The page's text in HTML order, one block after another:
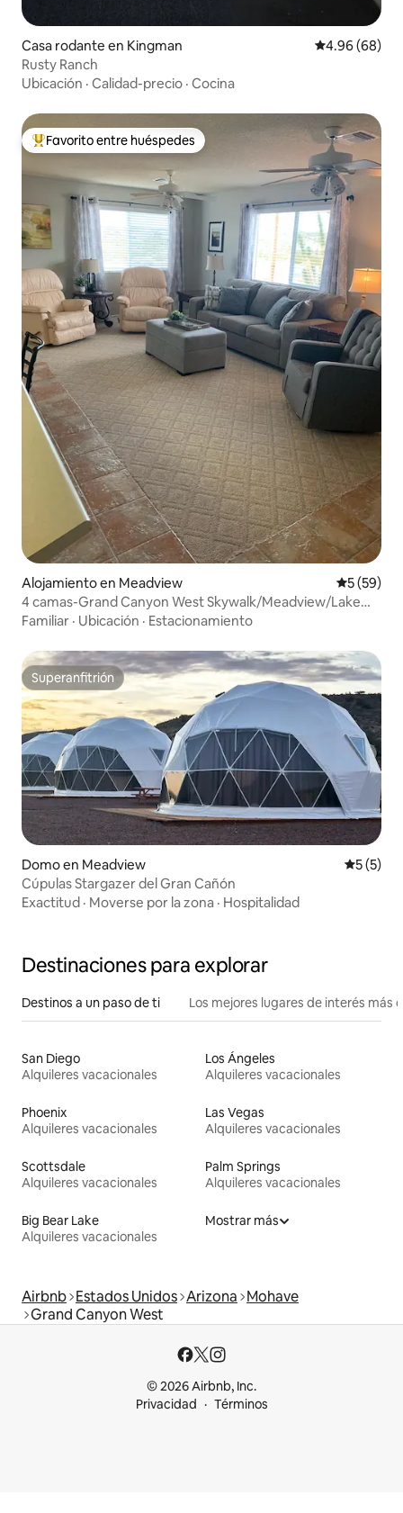
Casa rodante en Kingman Calificación
4.96 (68)
Rusty Ranch
Ubicación · Calidad-precio · Cocina
Favorito entre huéspedes preferido
Favorito entre huéspedes
Alojamiento en Meadview
5 (59)
4 camas-Grand Canyon West Skywalk/Meadview/Lake
Mead
Familiar · Ubicación · Estacionamiento
Superanfitrión
Superanfitrión
Domo en Meadview
5 (5)
Cúpulas Stargazer del Gran Cañón
Exactitud · Moverse por la zona · Hospitalidad
Destinaciones para explorar
Destinos a un paso de ti Los mejores lugares de interés más
San Diego
Alquileres vacacionales
Los Ángeles
Alquileres vacacionales
Phoenix
Alquileres vacacionales
Las Vegas
Alquileres vacacionales
Scottsdale
Alquileres vacacionales
Palm Springs
Alquileres vacacionales
Big Bear Lake
Alquileres vacacionales
Mostrar más
Airbnb Estados Unidos Arizona Mohave
Grand Canyon West
© 2026 Airbnb, Inc.
Privacidad
Términos